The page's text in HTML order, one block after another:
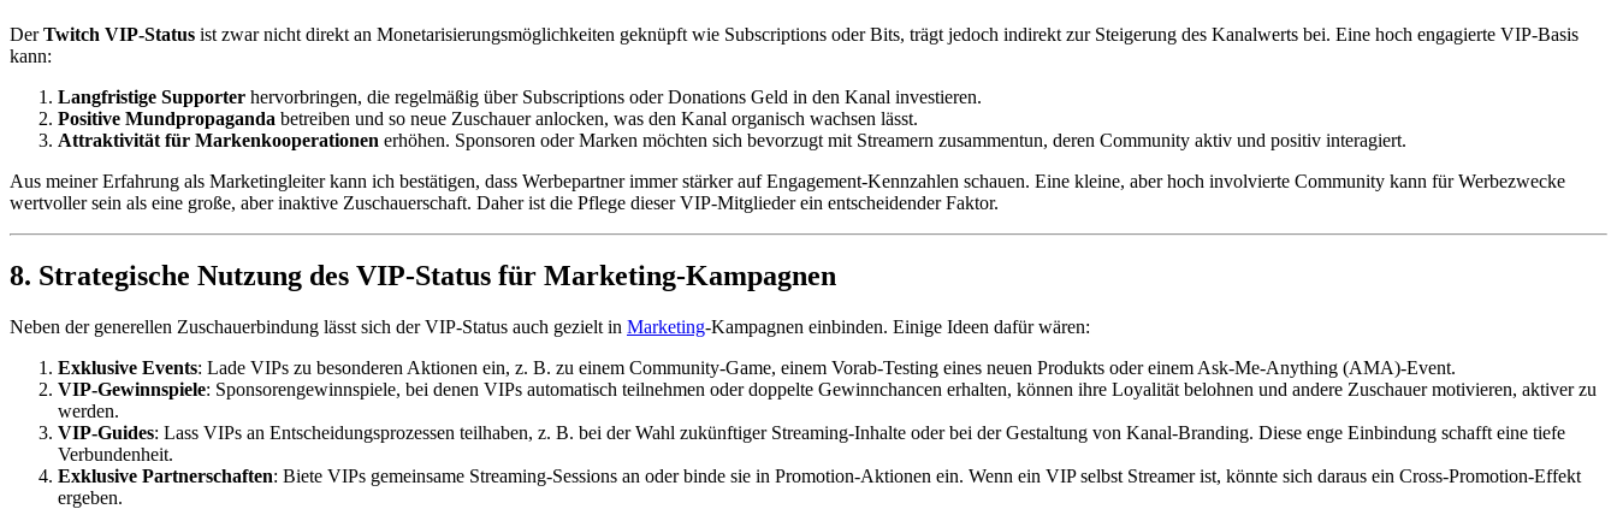
DerTwitch VIP-Status ist zwar nicht direkt an Monetarisierungsmöglichkeiten geknüpft wie Subscriptions oder Bits, trägt jedoch indirekt zur Steigerung des Kanalwerts bei. Eine hoch engagierte VIP-Basis
kann:
Langfristige Supporter hervorbringen, die regelmäßig über Subscriptions oder Donations Geld in den Kanal investieren.
Positive Mundpropaganda betreiben und so neue Zuschauer anlocken, was den Kanal organisch wachsen lässt.
Attraktivität für Markenkooperationen erhöhen. Sponsoren oder Marken möchten sich bevorzugt mit Streamern zusammentun, deren Community aktiv und positiv interagiert.
Aus meiner Erfahrung als Marketingleiter kann ich bestätigen, dass Werbepartner immer stärker auf Engagement-Kennzahlen schauen. Eine kleine, aber hoch involvierte Community kann für Werbezwecke
wertvoller sein als eine große, aber inaktive Zuschauerschaft. Daher ist die Pflege dieser VIP-Mitglieder ein entscheidender Faktor.
8. Strategische Nutzung des VIP-Status für Marketing-Kampagnen
Neben der generellen Zuschauerbindung lässt sich der VIP-Status auch gezielt in Marketing-Kampagnen einbinden. Einige Ideen dafür wären:
Exklusive Events: Lade VIPs zu besonderen Aktionen ein, z. B. zu einem Community-Game, einem Vorab-Testing eines neuen Produkts oder einem Ask-Me-Anything (AMA)-Event.
VIP-Gewinnspiele: Sponsorengewinnspiele, bei denen VIPs automatisch teilnehmen oder doppelte Gewinnchancen erhalten, können ihre Loyalität belohnen und andere Zuschauer motivieren, aktiver zu
werden.
VIP-Guides: Lass VIPs an Entscheidungsprozessen teilhaben, z. B. bei der Wahl zukünftiger Streaming-Inhalte oder bei der Gestaltung von Kanal-Branding. Diese enge Einbindung schafft eine tiefe
Verbundenheit.
Exklusive Partnerschaften: Biete VIPs gemeinsame Streaming-Sessions an oder binde sie in Promotion-Aktionen ein. Wenn ein VIP selbst Streamer ist, könnte sich daraus ein Cross-Promotion-Effekt
ergeben.